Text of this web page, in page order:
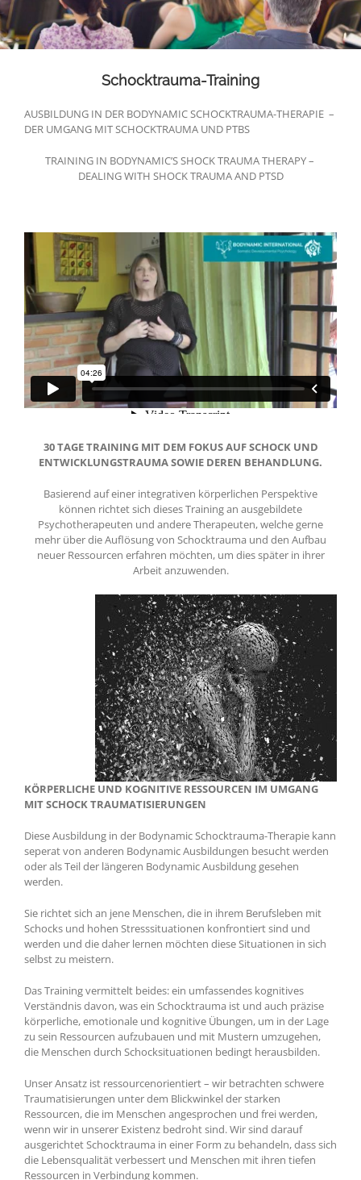
Schocktrauma-Training
AUSBILDUNG IN DER BODYNAMIC SCHOCKTRAUMA-THERAPIE –
DER UMGANG MIT SCHOCKTRAUMA UND PTBS
TRAINING IN BODYNAMIC’S SHOCK TRAUMA THERAPY –
DEALING WITH SHOCK TRAUMA AND PTSD
30 TAGE TRAINING MIT DEM FOKUS AUF SCHOCK UND
ENTWICKLUNGSTRAUMA SOWIE DEREN BEHANDLUNG.
Basierend auf einer integrativen körperlichen Perspektive
können richtet sich dieses Training an ausgebildete
Psychotherapeuten und andere Therapeuten, welche gerne
mehr über die Auflösung von Schocktrauma und den Aufbau
neuer Ressourcen erfahren möchten, um dies später in ihrer
Arbeit anzuwenden.
KÖRPERLICHE UND KOGNITIVE RESSOURCEN IM UMGANG
MIT SCHOCK TRAUMATISIERUNGEN
Diese Ausbildung in der Bodynamic Schocktrauma-Therapie kann
seperat von anderen Bodynamic Ausbildungen besucht werden
oder als Teil der längeren Bodynamic Ausbildung gesehen
werden.
Sie richtet sich an jene Menschen, die in ihrem Berufsleben mit
Schocks und hohen Stresssituationen konfrontiert sind und
werden und die daher lernen möchten diese Situationen in sich
selbst zu meistern.
Das Training vermittelt beides: ein umfassendes kognitives
Verständnis davon, was ein Schocktrauma ist und auch präzise
körperliche, emotionale und kognitive Übungen, um in der Lage
zu sein Ressourcen aufzubauen und mit Mustern umzugehen,
die Menschen durch Schocksituationen bedingt herausbilden.
Unser Ansatz ist ressourcenorientiert – wir betrachten schwere
Traumatisierungen unter dem Blickwinkel der starken
Ressourcen, die im Menschen angesprochen und frei werden,
wenn wir in unserer Existenz bedroht sind. Wir sind darauf
ausgerichtet Schocktrauma in einer Form zu behandeln, dass sich
die Lebensqualität verbessert und Menschen mit ihren tiefen
Ressourcen in Verbindung kommen.